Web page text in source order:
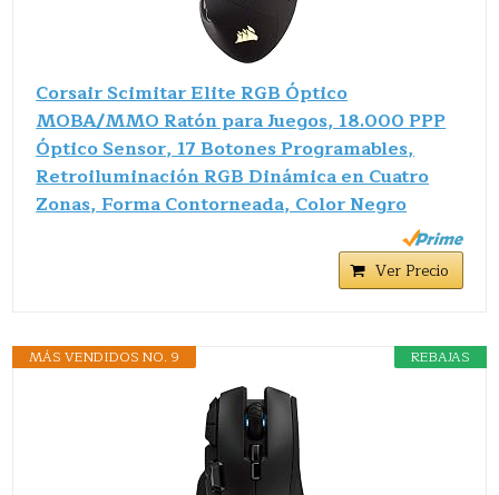
Corsair Scimitar Elite RGB Óptico
MOBA/MMO Ratón para Juegos, 18.000 PPP
Óptico Sensor, 17 Botones Programables,
Retroiluminación RGB Dinámica en Cuatro
Zonas, Forma Contorneada, Color Negro
Ver Precio
REBAJAS
MÁS VENDIDOS NO. 9